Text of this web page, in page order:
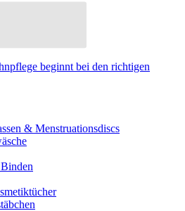
beginnt bei den richtigen
& Menstruationsdiscs